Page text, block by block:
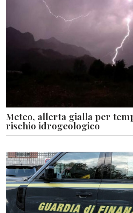
Meteo, allerta gialla per
rischio idrogeologico